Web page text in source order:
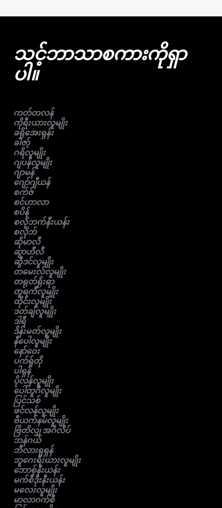
သင့်ဘာသာစကားကိုရှာ
ပါ။
ကတ်တလန်
ကိုရီးယားလူမျိုး
ခရိုအေးရှန်း
ခါဇာ့်
ဂရိလူမျိုး
ဂျပန်လူမျိုး
ဂျာမန်
ဂျော်ဂျီယန်
စက်ဇ်
စင်ဟာလာ
စပိန်
စလိုဘက်နီးယန်း
စလိုဘ်
ဆိုမာလီ
ဆွာဟီလီ
ဆွီဒင်လူမျိုး
တမေးလ်လူမျိုး
တရုတ်ရိုးရာ
တူရကီလူမျိုး
ထိုင်းလူမျိုး
ဒတ်ချ်လူမျိုး
ဒါရီ
ဒိန်းမတ်လူမျိုး
နီပေါလူမျိုး
နော်ဝေး
ပက်ရှ်တို
ပါရှန်
ပိုလန်လူမျိုး
ပေါ်တူဂီလူမျိုး
ပြင်သစ်
ဖင်လန်လူမျိုး
ဗီယက်နမ်လူမျိုး
ဗြိတိလျှ အင်္ဂလိပ်
ဘန်ဂယ်
ဘီလားရုရှန်
ဘူဂေးရီးယားလူမျိုး
ဘောစ့်နီးယန်း
မက်စီဒိုးနီးယန်း
မလေးလူမျိုး
မာလာဂက်စီ